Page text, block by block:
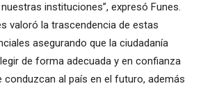
instituciones”, expresó Funes.
valoró la trascendencia de estas
asegurando que la ciudadanía
de forma adecuada y en confianza
conduzcan al país en el futuro, además